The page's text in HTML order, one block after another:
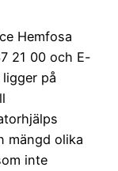
Hemfosa
21 00 och E-
på
mängd olika
inte